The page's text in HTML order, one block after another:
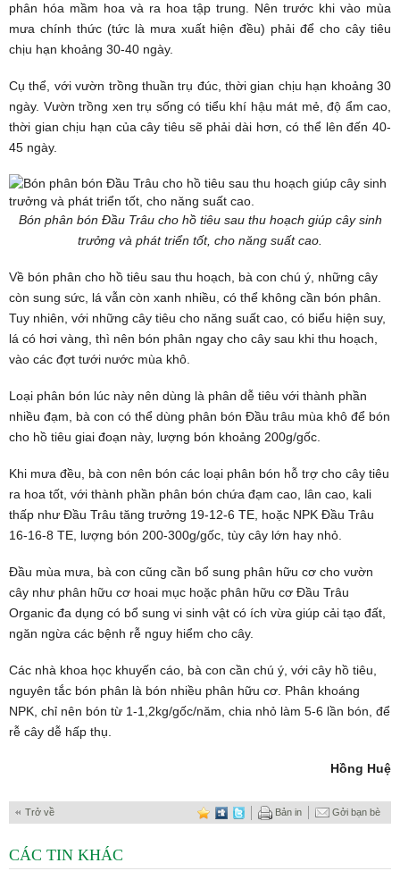
phân hóa mầm hoa và ra hoa tập trung. Nên trước khi vào mùa
mưa chính thức (tức là mưa xuất hiện đều) phải để cho cây tiêu
chịu hạn khoảng 30-40 ngày.
Cụ thể, với vườn trồng thuần trụ đúc, thời gian chịu hạn khoảng 30
ngày. Vườn trồng xen trụ sống có tiểu khí hậu mát mẻ, độ ẩm cao,
thời gian chịu hạn của cây tiêu sẽ phải dài hơn, có thể lên đến 40-
45 ngày.
Bón phân bón Đầu Trâu cho hồ tiêu sau thu hoạch giúp cây sinh
trưởng và phát triển tốt, cho năng suất cao.
Về bón phân cho hồ tiêu sau thu hoạch, bà con chú ý, những cây
còn sung sức, lá vẫn còn xanh nhiều, có thể không cần bón phân.
Tuy nhiên, với những cây tiêu cho năng suất cao, có biểu hiện suy,
lá có hơi vàng, thì nên bón phân ngay cho cây sau khi thu hoạch,
vào các đợt tưới nước mùa khô.
Loại phân bón lúc này nên dùng là phân dễ tiêu với thành phần
nhiều đạm, bà con có thể dùng phân bón Đầu trâu mùa khô để bón
cho hồ tiêu giai đoạn này, lượng bón khoảng 200g/gốc.
Khi mưa đều, bà con nên bón các loại phân bón hỗ trợ cho cây tiêu
ra hoa tốt, với thành phần phân bón chứa đạm cao, lân cao, kali
thấp như Đầu Trâu tăng trưởng 19-12-6 TE, hoặc NPK Đầu Trâu
16-16-8 TE , lượng bón 200-300g/gốc, tùy cây lớn hay nhỏ.
Đầu mùa mưa, bà con cũng cần bổ sung phân hữu cơ cho vườn
cây như phân hữu cơ hoai mục hoặc phân hữu cơ Đầu Trâu
Organic đa dụng có bổ sung vi sinh vật có ích vừa giúp cải tạo đất,
ngăn ngừa các bệnh rễ nguy hiểm cho cây.
Các nhà khoa học khuyến cáo, bà con cần chú ý, với cây hồ tiêu,
nguyên tắc bón phân là bón nhiều phân hữu cơ. Phân khoáng
NPK, chỉ nên bón từ 1-1,2kg/gốc/năm, chia nhỏ làm 5-6 lần bón, để
rễ cây dễ hấp thụ.
Hồng Huệ
Trở về Gởi bạn bè
Bản in
CÁC TIN KHÁC